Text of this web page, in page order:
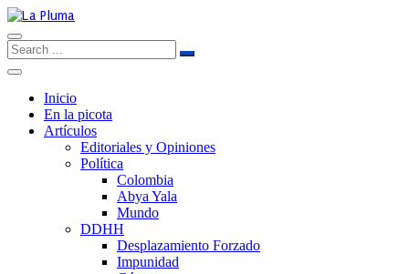
Inicio
En la picota
Artículos
Editoriales y Opiniones
Política
Colombia
Abya Yala
Mundo
DDHH
Desplazamiento Forzado
Impunidad